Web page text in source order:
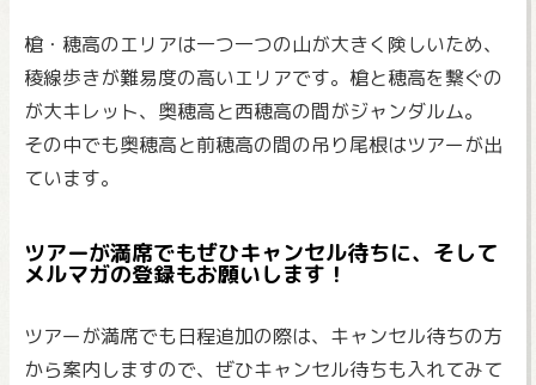
槍・穂高のエリアは一つ一つの山が大きく険しいため、
稜線歩きが難易度の高いエリアです。槍と穂高を繋ぐの
が大キレット、奥穂高と西穂高の間がジャンダルム。
その中でも奥穂高と前穂高の間の吊り尾根はツアーが出
ています。
ツアーが満席でもぜひキャンセル待ちに、そして
メルマガの登録もお願いします！
ツアーが満席でも日程追加の際は、キャンセル待ちの方
から案内しますので、ぜひキャンセル待ちも入れてみて